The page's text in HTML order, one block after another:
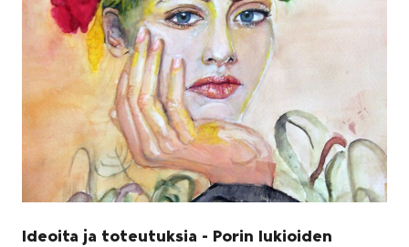
Ideoita ja toteutuksia - Porin lukioiden